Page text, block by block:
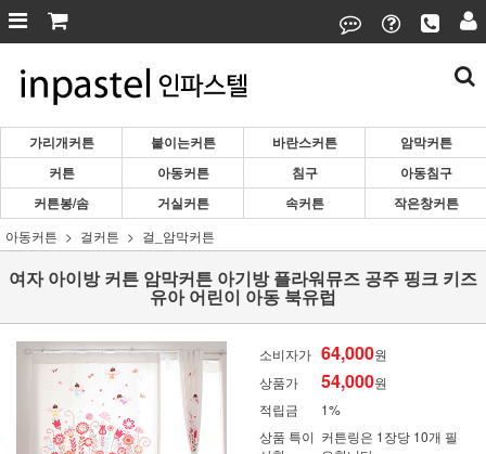
가리개커튼 붙이는커튼 바란스커튼
암막커튼
커튼
아동커튼 침구
아동침구
커튼봉/솜
거실커튼 속커튼 작은창커튼
아동커튼 걸커튼 걸_암막커튼
여자 아이방 커튼 암막커튼 아기방 플라워뮤즈 공주 핑크 키즈
유아 어린이 아동 북유럽
소비자가 64,000원
상품가
54,000원
적립금
1%
상품 특이 커튼링은 1장당 10개 필